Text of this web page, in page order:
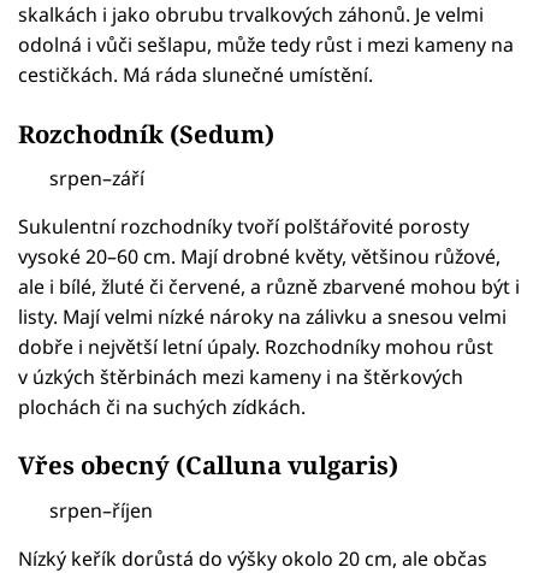
skalkách i jako obrubu trvalkových záhonů. Je velmi
odolná i vůči sešlapu, může tedy růst i mezi kameny na
cestičkách. Má ráda slunečné umístění.
Rozchodník (Sedum)
srpen–září
Sukulentní rozchodníky tvoří polštářovité porosty
vysoké 20–60 cm. Mají drobné květy, většinou růžové,
ale i bílé, žluté či červené, a různě zbarvené mohou být i
listy. Mají velmi nízké nároky na zálivku a snesou velmi
dobře i největší letní úpaly. Rozchodníky mohou růst
v úzkých štěrbinách mezi kameny i na štěrkových
plochách či na suchých zídkách.
Vřes obecný (Calluna vulgaris)
srpen–říjen
Nízký keřík dorůstá do výšky okolo 20 cm, ale občas